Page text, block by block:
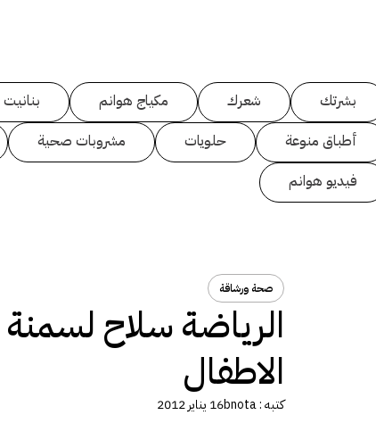
بشرتك شعرك مكياج هوانم
أطباق منوعة حلويات مشروبات صحية
فيديو هوانم
صحة ورشاقة
الرياضة سلاح لسمنة
الاطفال
كتبه :bnota16 يناير 2012